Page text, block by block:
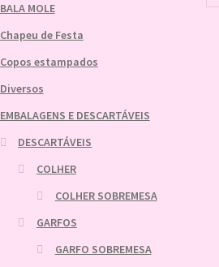
BALA MOLE
Chapeu de Festa
Copos estampados
Diversos
EMBALAGENS E DESCARTÁVEIS
DESCARTÁVEIS
COLHER
COLHER SOBREMESA
GARFOS
GARFO SOBREMESA